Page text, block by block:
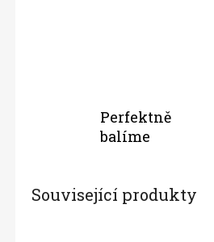
Perfektně
balíme
Související produkty